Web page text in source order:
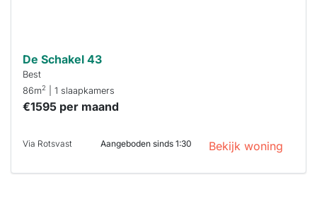
De Schakel 43
Best
86m2 | 1 slaapkamers
€1595 per maand
Via Rotsvast Aangeboden sinds 1:30 Bekijk woning